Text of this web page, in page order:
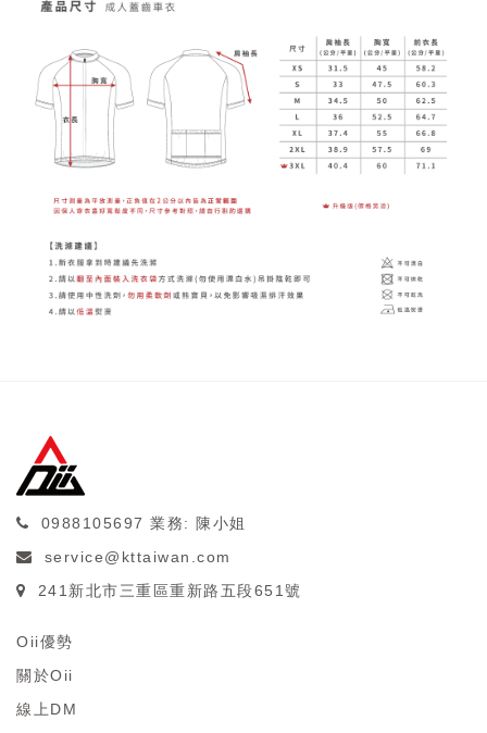
0988105697 業務: 陳小姐
service@kttaiwan.com
241新北市三重區重新路五段651號
Oii優勢
關於Oii
線上DM